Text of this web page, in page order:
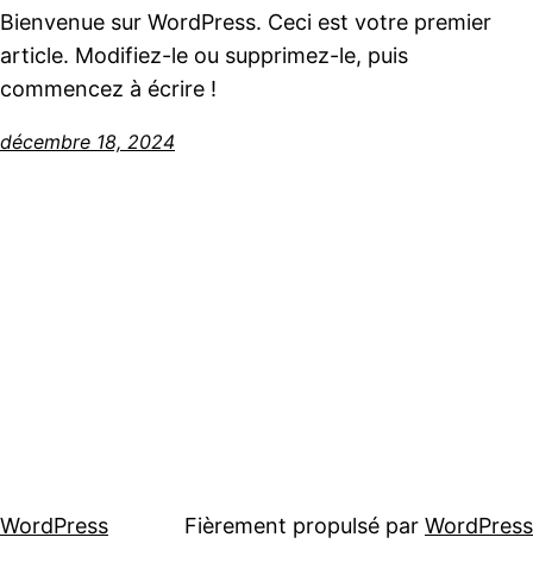
Bienvenue sur WordPress. Ceci est votre premier
article. Modifiez-le ou supprimez-le, puis
commencez à écrire !
décembre 18, 2024
WordPress Fièrement propulsé par WordPress